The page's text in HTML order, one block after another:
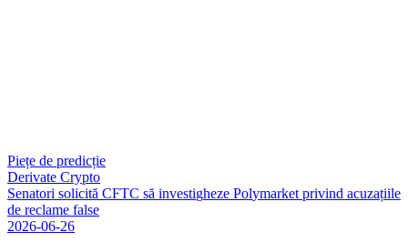
Piețe de predicție
Derivate Crypto
Senatori solicită CFTC să investigheze Polymarket privind acuzațiile
de reclame false
2026-06-26